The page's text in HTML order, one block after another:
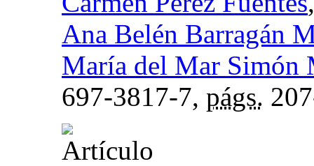
Ana Belén Barragán
María del Mar Simón
697-3817-7, págs.